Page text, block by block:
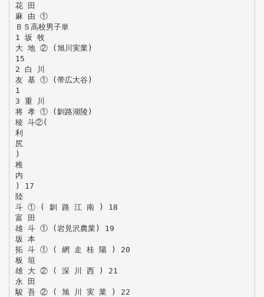
花 田
麻 由 ①
ＢＳ高校男子単
1 坂 牧
大 地 ② (旭川実業)
15
2 白 川
友 基 ① (帯広大谷)
1
3 重 川
将 孝 ① (釧路湖陵)
稜 斗②(
利
尻
)
稚
内
) 17
陸
斗 ① ( 釧 路 江 南 ) 18
富 田
雄 斗 ① (岩見沢農業) 19
坂 本
拓 斗 ① ( 網 走 桂 陽 ) 20
板 垣
雄 大 ② ( 深 川 西 ) 21
永 田
駿 吾 ② ( 旭 川 実 業 ) 22